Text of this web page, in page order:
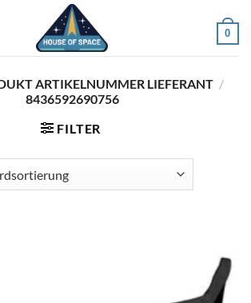
0
ARTIKELNUMMER LIEFERANT /
8436592690756
FILTER